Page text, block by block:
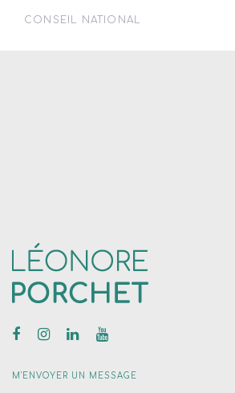
CONSEIL NATIONAL
M'ENVOYER UN MESSAGE